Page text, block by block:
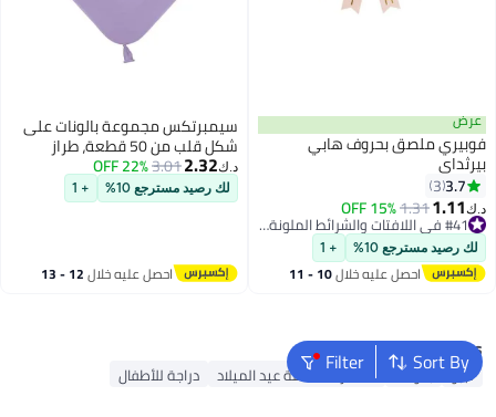
عرض
فوبيري ملصق بحروف هابي
بيرثداي
3.7
3
د.ك‏1.11
1.31
15% OFF
#41 في اللافتات والشرائط الملونة والنثار
لك رصيد مسترجع 10% + 1
احصل عليه خلال 10 - 11
سيمبرتكس مجموعة بالونات على
شكل قلب من 50 قطعة، طراز
868767 6بوصة
د.ك‏2.32
3.01
22% OFF
لك رصيد مسترجع 10% + 1
احصل عليه خلال 12 - 13
Sort By
FilterPopular Searches
لببو بالونات مستلزمات حفلة عيد الميلاد دراجة للأطفال